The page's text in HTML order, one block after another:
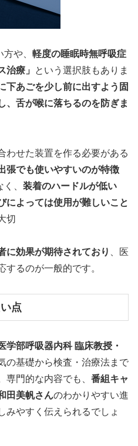
や、 軽度の睡眠時無呼吸症
治療」
という選択肢もありま
下あごを少し前に出すよう固
、舌が喉に落ちるのを防ぎま
わせた装置を作る必要がある
張でも使いやすいのが特徴
、 装着のハードルが低い
によっては使用が難しいこと
切
に効果が期待されており 、医
するのが一般的です。
点
学部呼吸器内科 臨床教授・
の基礎から検査・治療法まで
専門的な内容でも、 番組キャ
田美帆さんのわかりやすい進
みやすく伝えられるでしょ